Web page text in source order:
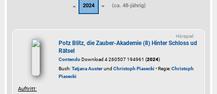
2024 (ca. 48-jährig)
Hörspiel
Potz Blitz, die Zauber-Akademie (8) Hinter Schloss ud
Rätsel
ContendoDownload 4 260507 194961 (2024)
Buch:Tatjana Austerund Christoph Piasecki • Regie:Christoph
Piasecki
Auftritt: